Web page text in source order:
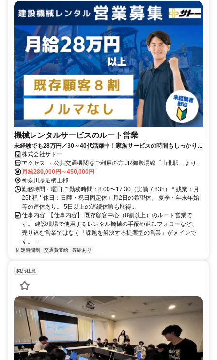
機械レンタルサービスのルート営業
未経験でも28万円／30～40代活躍中！家族サービスの時間もしっかり確
保★株式会社サトー
アクセス: ・公共交通機関をご利用の方 JR御殿場線「山北駅」より徒
歩約10分。 駅チカなので、電車通勤のスタッフも在籍しています。
・車・バイク・自転車通勤をご利用の方 マイカー通勤OK（無料駐車
場完備） 国道246号線からのアクセスも良く、山北町内はもちろん、
小田原市、南足柄市、秦野市、静岡県小山町などから通勤しているメ
ンバーも多いです。 渋滞ストレスの少ないルートで快適に通勤でき
ます。
月給280,000円～450,000円
神奈川県足柄上郡
勤務時間・曜日: * 勤務時間：8:00〜17:30（実働 7.83h） * 残業：月
25h程 * 休日：日曜・祝日固定休＋月2日の希望休。 夏季・年末年始
等の連休あり。 5日以上の連続休暇も取得...
仕事内容: 【仕事内容】 既存顧客中心（8割以上）のルート営業で
す。 建設現場で使用するレンタル機械の手配や返却フォローなど、
売り込む営業ではなく「課題を解決する提案型の営業」がメインで
す。 ...
固定時間制 交通費支給 昇給あり
契約社員